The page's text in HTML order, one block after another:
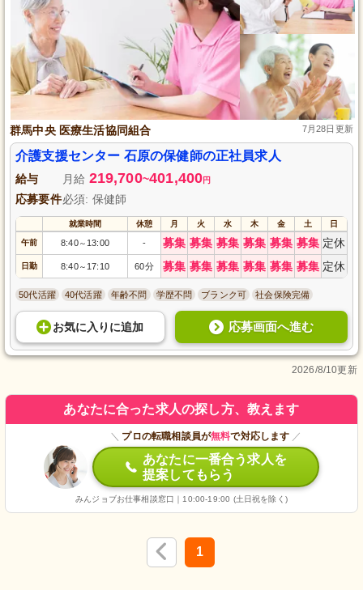
群馬中央 医療生活協同組合 7月28日更新
介護支援センター 石原の保健師の正社員求人
給与 月給 219,700~401,400円
応募要件必須: 保健師
就業時間 休憩 月 火 水 木 金 土 日
午前 8:40～ 13:00 - 募集 募集 募集 募集 募集 募集 定休
日勤 8:40～ 17:10 60分 募集 募集 募集 募集 募集 募集 定休
50代活躍 40代活躍 年齢不問 学歴不問 ブランク可 社会保険完備
お気に入り に追加 応募画面へ進む
2026/8/10更新
あなたに合った求人の探し方、教えます
＼ プロの転職相談員が無料で対応します ／
あなたに一番合う求人を
提案してもらう
みんジョブお仕事相談窓口｜10:00-19:00 (土日祝を除く)
1